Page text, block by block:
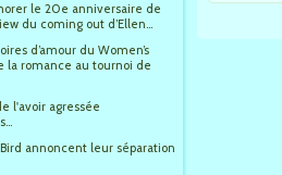
le 20e anniversaire de
du coming out d’Ellen...
d’amour du Women’s
la romance au tournoi de
l'avoir agressée
Bird annoncent leur séparation